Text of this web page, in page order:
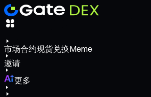
市场合约现货兑换Meme
邀请
更多